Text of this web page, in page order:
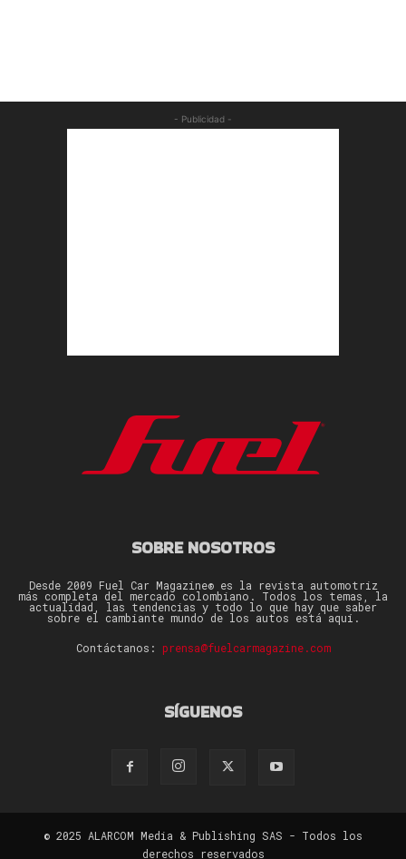
- Publicidad -
SOBRE NOSOTROS
Desde 2009 Fuel Car Magazine® es la revista automotriz
más completa del mercado colombiano. Todos los temas, la
actualidad, las tendencias y todo lo que hay que saber
sobre el cambiante mundo de los autos está aquí.
Contáctanos: prensa@fuelcarmagazine.com
SÍGUENOS
© 2025 ALARCOM Media & Publishing SAS - Todos los
derechos reservados